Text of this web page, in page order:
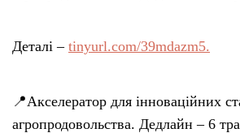
Деталі – tinyurl.com/39mdazm5.
📍Акселератор для інноваційних
агропродовольства. Дедлайн – 6